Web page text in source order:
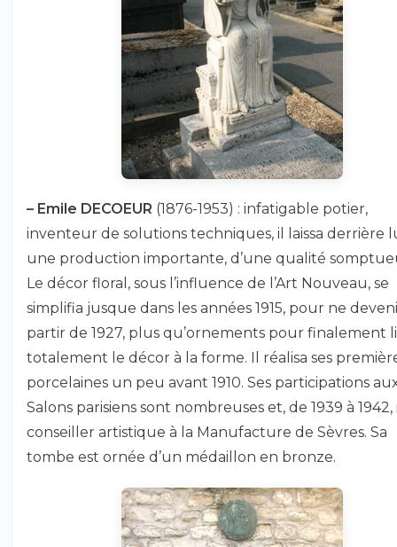
– Emile DECOEUR (1876-1953) : infatigable potier,
inventeur de solutions techniques, il laissa derrière
une production importante, d’une qualité
Le décor floral, sous l’influence de l’Art Nouveau, se
simplifia jusque dans les années 1915, pour ne
partir de 1927, plus qu’ornements pour finalement
totalement le décor à la forme. Il réalisa ses
porcelaines un peu avant 1910. Ses participations
Salons parisiens sont nombreuses et, de 1939 à
conseiller artistique à la Manufacture de Sèvres. Sa
tombe est ornée d’un médaillon en bronze.